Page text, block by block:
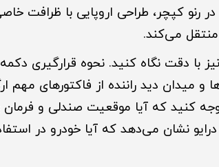
رنو کپچر، طراحی اروپایی با ظرافت
می‌کند.
با دقت نگاه کنید. نحوه قرارگیری
و میدان دید راننده از فاکتورهای
کنید که آیا موقعیت صندلی و فرمان
نشان می‌دهد که آیا خودرو در